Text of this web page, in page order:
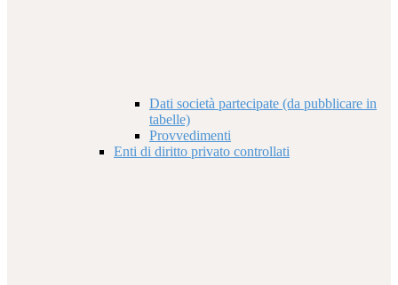
Dati società partecipate (da pubblicare in
tabelle)
Provvedimenti
Enti di diritto privato controllati